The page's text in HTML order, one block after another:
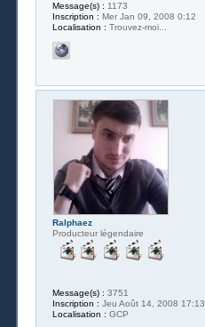
Message(s) : 1173
Inscription : Mer Jan 09, 2008 0:12
Localisation : Trouvez-moi...
Ralphaez
Producteur légendaire
Message(s) : 3751
Inscription : Jeu Août 14, 2008 17:13
Localisation : GCP